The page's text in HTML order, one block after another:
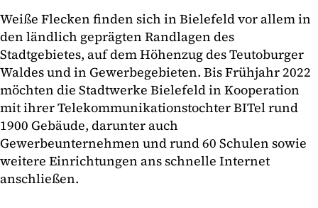
Weiße Flecken finden sich in Bielefeld vor allem in
den ländlich geprägten Randlagen des
Stadtgebietes, auf dem Höhenzug des Teutoburger
Waldes und in Gewerbegebieten. Bis Frühjahr 2022
möchten die Stadtwerke Bielefeld in Kooperation
mit ihrer Telekommunikationstochter BITel rund
1900 Gebäude, darunter auch
Gewerbeunternehmen und rund 60 Schulen sowie
weitere Einrichtungen ans schnelle Internet
anschließen.